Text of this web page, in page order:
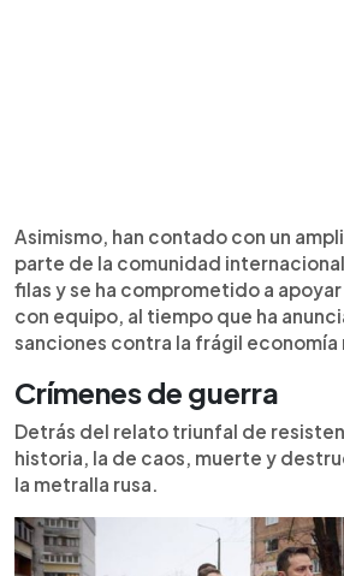
Asimismo, han contado con un
parte de la comunidad
filas y se ha comprometido a
con equipo, al tiempo que ha
sanciones contra la frágil economía
Crímenes de guerra
Detrás del relato triunfal de
historia, la de caos, muerte y
la metralla rusa.